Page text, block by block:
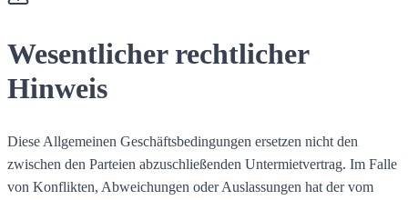
Wesentlicher rechtlicher
Hinweis
Diese Allgemeinen Geschäftsbedingungen ersetzen nicht den
zwischen den Parteien abzuschließenden Untermietvertrag. Im Falle
von Konflikten, Abweichungen oder Auslassungen hat der vom